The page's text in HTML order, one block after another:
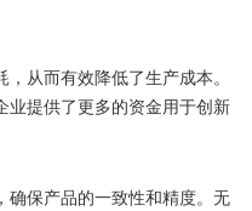
从而有效降低了生产成本。
业提供了更多的资金用于创新
确保产品的一致性和精度。无